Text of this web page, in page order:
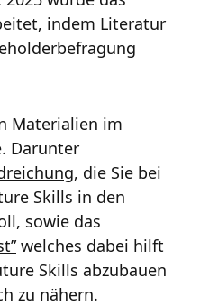
indem Literatur
Materialien im
Darunter
, die Sie bei
Skills in den
sowie das
welches dabei hilft
Skills abzubauen
zu nähern.